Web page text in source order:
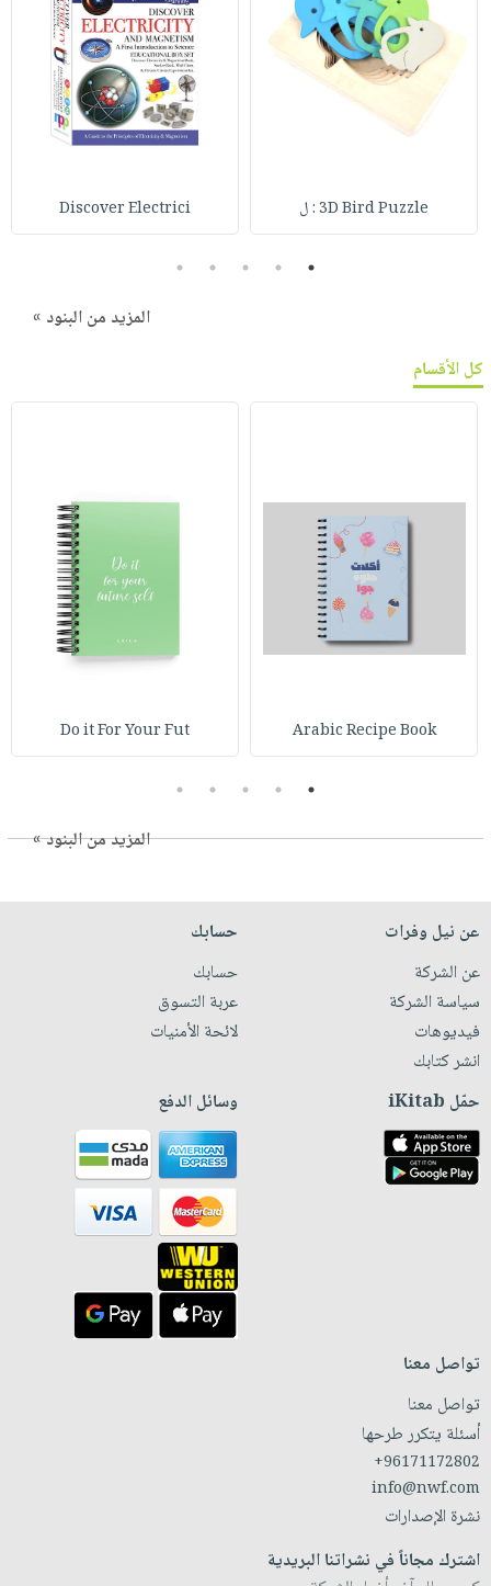
3D Bird Puzzle : ل Discover Electrici
1
2
3
4
5
المزيد من البنود »
كل الأقسام
Arabic Recipe Book
Do it For Your Fut
1
2
3
4
5
المزيد من البنود »
عن نيل وفرات
عن الشركة
سياسة الشركة
فيديوهات
انشر كتابك
حسابك
حسابك
عربة التسوق
لائحة الأمنيات
حمّل iKitab وسائل الدفع
تواصل معنا
تواصل معنا
أسئلة يتكرر طرحها
+96171172802
info@nwf.com
نشرة الإصدارات
اشترك مجاناً في نشراتنا البريدية